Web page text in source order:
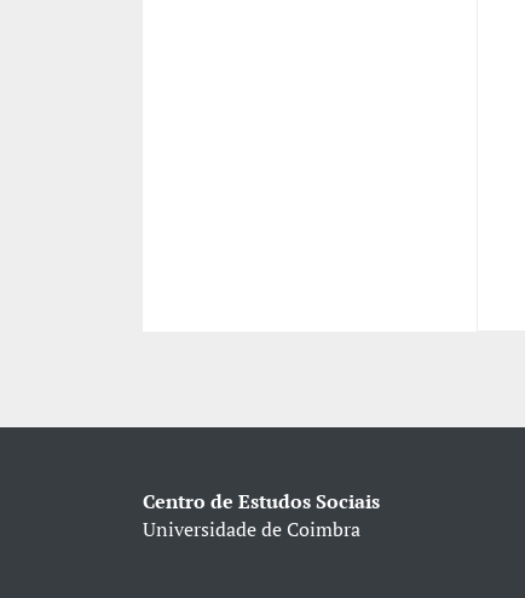
Centro de Estudos Sociais
Universidade de Coimbra